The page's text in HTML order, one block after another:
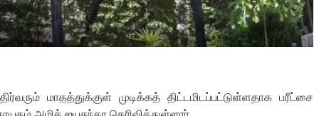
மாதத்துக்குள் முடிக்கத் திட்டமிடப்பட்டுள்ளதாக பரீட்சை